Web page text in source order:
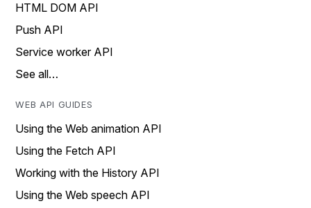
HTML DOM API
Push API
Service worker API
See all…
WEB API GUIDES
Using the Web animation API
Using the Fetch API
Working with the History API
Using the Web speech API